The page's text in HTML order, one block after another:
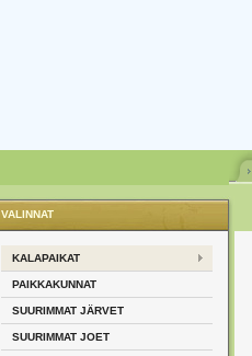
VALINNAT
KALAPAIKAT
PAIKKAKUNNAT
SUURIMMAT JÄRVET
SUURIMMAT JOET